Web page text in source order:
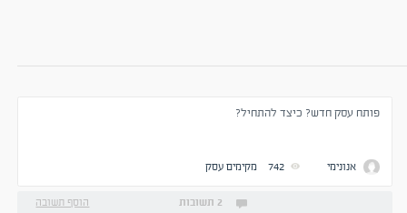
פותח עסק חדש? כיצד להתחיל?
אנונימי 742 מקימים עסק
2 תשובות הוסף תשובה